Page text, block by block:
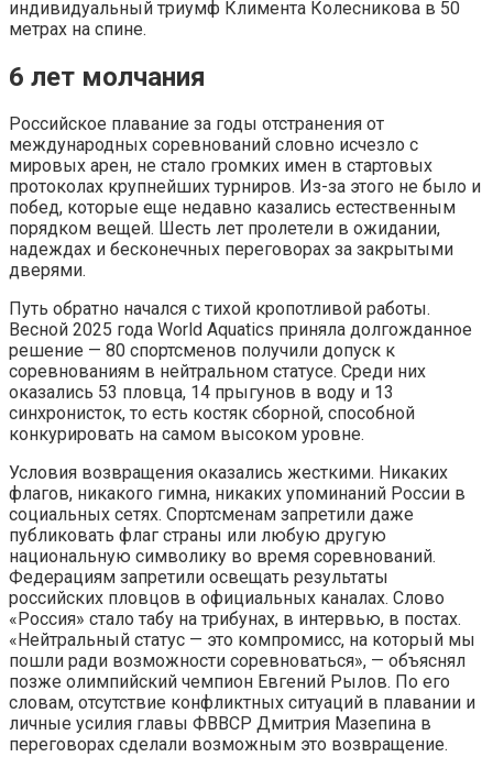
индивидуальный триумф Климента Колесникова в 50
метрах на спине.
6 лет молчания
Российское плавание за годы отстранения от
международных соревнований словно исчезло с
мировых арен, не стало громких имен в стартовых
протоколах крупнейших турниров. Из-за этого не было и
побед, которые еще недавно казались естественным
порядком вещей. Шесть лет пролетели в ожидании,
надеждах и бесконечных переговорах за закрытыми
дверями.
Путь обратно начался с тихой кропотливой работы.
Весной 2025 года World Aquatics приняла долгожданное
решение — 80 спортсменов получили допуск к
соревнованиям в нейтральном статусе. Среди них
оказались 53 пловца, 14 прыгунов в воду и 13
синхронисток, то есть костяк сборной, способной
конкурировать на самом высоком уровне.
Условия возвращения оказались жесткими. Никаких
флагов, никакого гимна, никаких упоминаний России в
социальных сетях. Спортсменам запретили даже
публиковать флаг страны или любую другую
национальную символику во время соревнований.
Федерациям запретили освещать результаты
российских пловцов в официальных каналах. Слово
«Россия» стало табу на трибунах, в интервью, в постах.
«Нейтральный статус — это компромисс, на который мы
пошли ради возможности соревноваться», — объяснял
позже олимпийский чемпион Евгений Рылов. По его
словам, отсутствие конфликтных ситуаций в плавании и
личные усилия главы ФВВСР Дмитрия Мазепина в
переговорах сделали возможным это возвращение.